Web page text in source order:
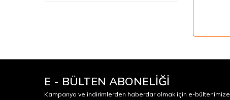
E - BÜLTEN ABONELİĞİ
Kampanya ve indirimlerden haberdar olmak için e-bültenimize